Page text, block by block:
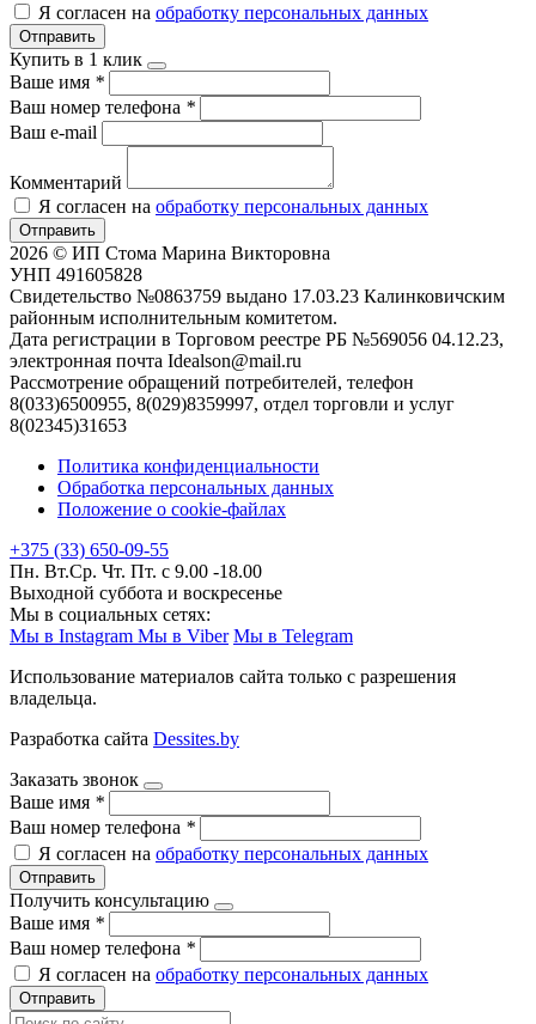
Я согласен на обработку персональных данных
Отправить
Купить в 1 клик
Ваше имя *
Ваш номер телефона *
Ваш e-mail
Комментарий
Я согласен на обработку персональных данных
Отправить
2026 © ИП Стома Марина Викторовна
УНП 491605828
Свидетельство №0863759 выдано 17.03.23 Калинковичским
районным исполнительным комитетом.
Дата регистрации в Торговом реестре РБ №569056 04.12.23,
электронная почта Idealson@mail.ru
Рассмотрение обращений потребителей, телефон
8(033)6500955, 8(029)8359997, отдел торговли и услуг
8(02345)31653
Политика конфиденциальности
Обработка персональных данных
Положение о cookie-файлах
+375 (33) 650-09-55
Пн. Вт.Ср. Чт. Пт. с 9.00 -18.00
Выходной суббота и воскресенье
Мы в социальных сетях:
Мы в Instagram Мы в Viber Мы в Telegram
Использование материалов сайта только с разрешения
владельца.
Разработка сайта Dessites.by
Заказать звонок
Ваше имя *
Ваш номер телефона *
Я согласен на обработку персональных данных
Отправить
Получить консультацию
Ваше имя *
Ваш номер телефона *
Я согласен на обработку персональных данных
Отправить